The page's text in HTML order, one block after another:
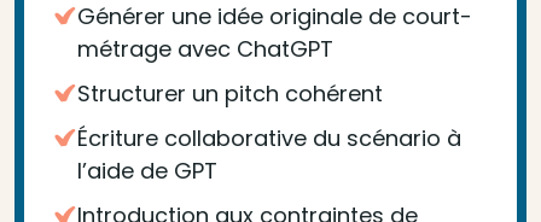
Générer une idée originale de court-
métrage avec ChatGPT
Structurer un pitch cohérent
Écriture collaborative du scénario à
l’aide de GPT
Introduction aux contraintes de